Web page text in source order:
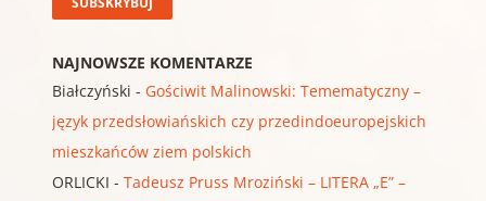
NAJNOWSZE KOMENTARZE
Białczyński - Gościwit Malinowski: Temematyczny –
język przedsłowiańskich czy przedindoeuropejskich
mieszkańców ziem polskich
ORLICKI - Tadeusz Pruss Mroziński – LITERA „E” –